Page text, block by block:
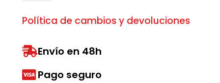
Política de cambios y devoluciones
Envío en 48h
 Pago seguro